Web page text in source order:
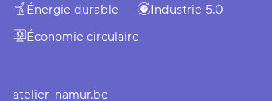
Énergie durable
Industrie 5.0
Économie circulaire
atelier-namur.be